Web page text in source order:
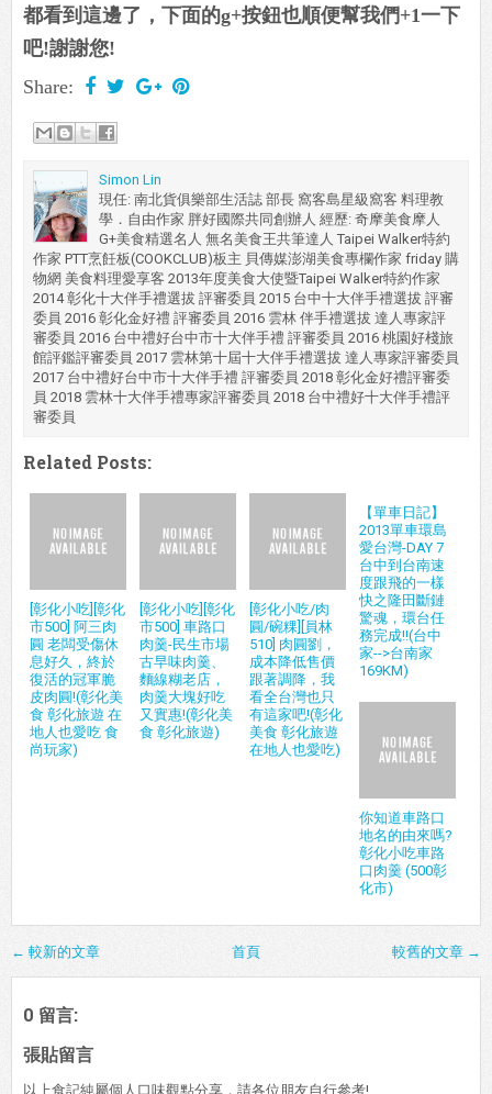
都看到這邊了，下面的g+按鈕也順便幫我們+1一下
吧!謝謝您!
Share:
Simon Lin
現任: 南北貨俱樂部生活誌 部長 窩客島星級窩客 料理教
學．自由作家 胖好國際共同創辦人 經歷: 奇摩美食摩人
G+美食精選名人 無名美食王共筆達人 Taipei Walker特約
作家 PTT烹飪板(COOKCLUB)板主 貝傳媒澎湖美食專欄作家 friday 購
物網 美食料理愛享客 2013年度美食大使暨Taipei Walker特約作家
2014 彰化十大伴手禮選拔 評審委員 2015 台中十大伴手禮選拔 評審
委員 2016 彰化金好禮 評審委員 2016 雲林 伴手禮選拔 達人專家評
審委員 2016 台中禮好台中市十大伴手禮 評審委員 2016 桃園好棧旅
館評鑑評審委員 2017 雲林第十屆十大伴手禮選拔 達人專家評審委員
2017 台中禮好台中市十大伴手禮 評審委員 2018 彰化金好禮評審委
員 2018 雲林十大伴手禮專家評審委員 2018 台中禮好十大伴手禮評
審委員
Related Posts:
[彰化小吃][彰化
市500] 阿三肉
圓 老闆受傷休
息好久，終於
復活的冠軍脆
皮肉圓!(彰化美
食 彰化旅遊 在
地人也愛吃 食
尚玩家)
[彰化小吃][彰化
市500] 車路口
肉羹-民生市場
古早味肉羹、
麵線糊老店，
肉羹大塊好吃
又實惠!(彰化美
食 彰化旅遊)
[彰化小吃/肉
圓/碗粿][員林
510] 肉圓劉，
成本降低售價
跟著調降，我
看全台灣也只
有這家吧!(彰化
美食 彰化旅遊
在地人也愛吃)
【單車日記】
2013單車環島
愛台灣-DAY 7
台中到台南速
度跟飛的一樣
快之隆田斷鏈
驚魂，環台任
務完成!!(台中
家-->台南家
169KM)
你知道車路口
地名的由來嗎?
彰化小吃車路
口肉羹 (500彰
化市)
← 較新的文章 較舊的文章 →
首頁
0 留言:
張貼留言
以上食記純屬個人口味觀點分享，請各位朋友自行參考!